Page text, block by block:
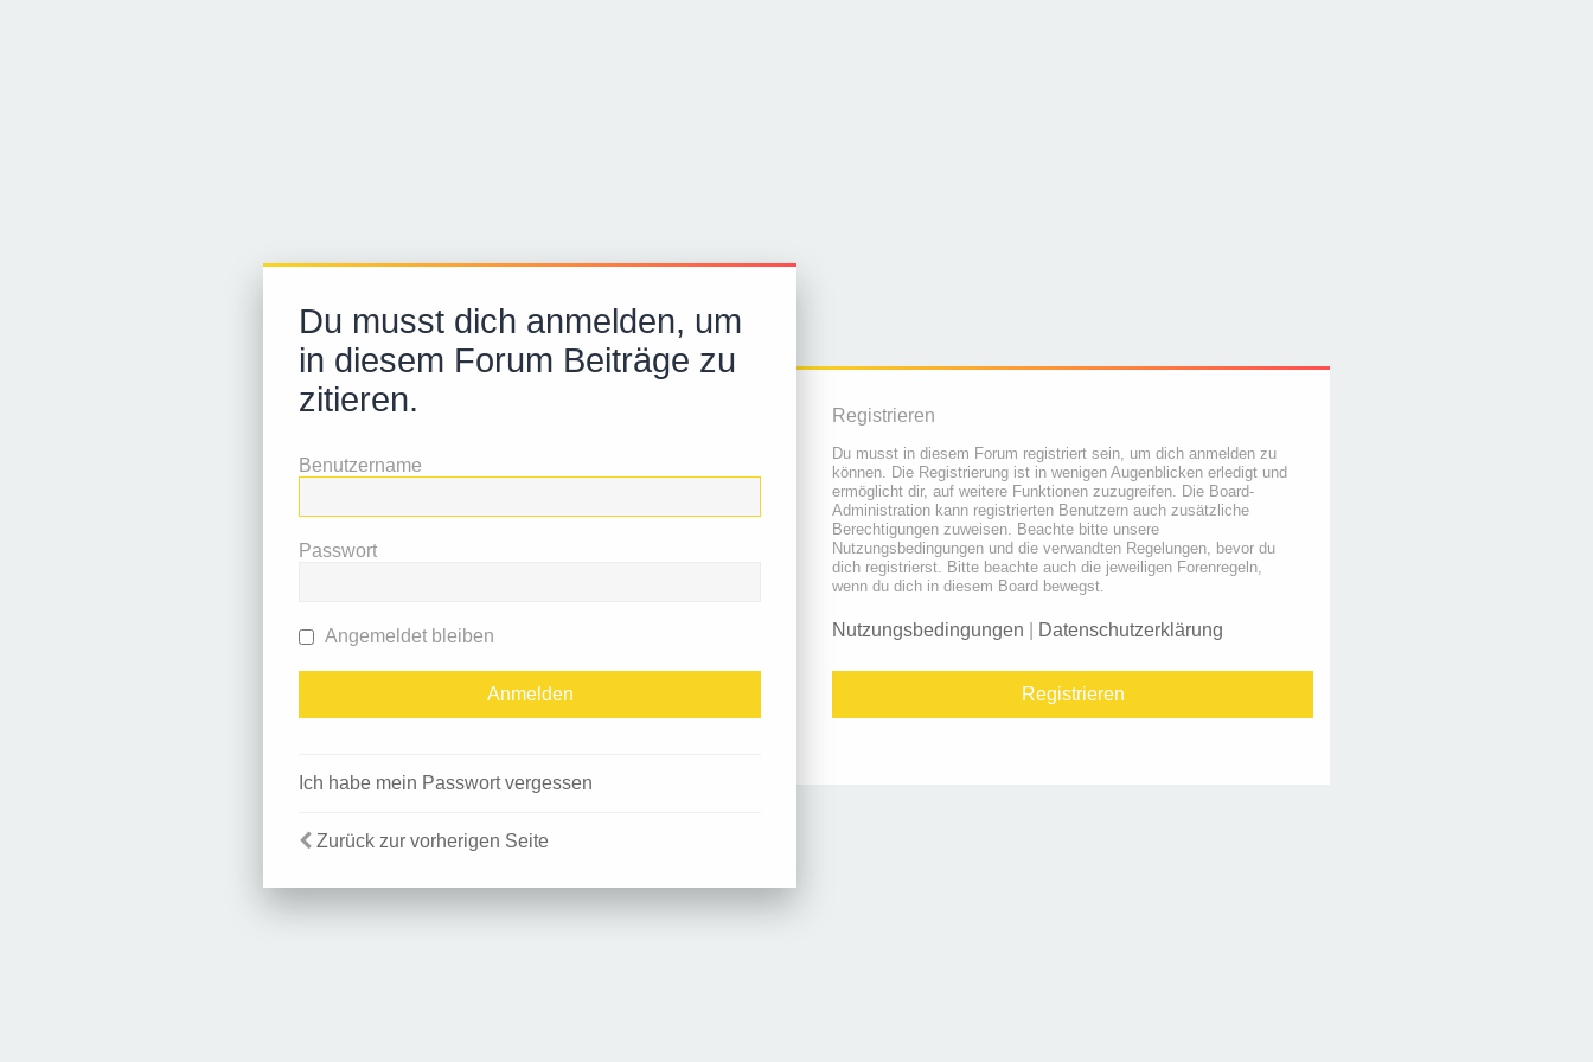
Du musst dich anmelden, um
in diesem Forum Beiträge zu
zitieren.
Benutzername
Passwort
Angemeldet bleiben
Ich habe mein Passwort vergessen
Zurück zur vorherigen Seite
Registrieren
Du musst in diesem Forum registriert sein, um dich anmelden zu
können. Die Registrierung ist in wenigen Augenblicken erledigt und
ermöglicht dir, auf weitere Funktionen zuzugreifen. Die Board-
Administration kann registrierten Benutzern auch zusätzliche
Berechtigungen zuweisen. Beachte bitte unsere
Nutzungsbedingungen und die verwandten Regelungen, bevor du
dich registrierst. Bitte beachte auch die jeweiligen Forenregeln,
wenn du dich in diesem Board bewegst.
Nutzungsbedingungen Datenschutzerklärung
Registrieren